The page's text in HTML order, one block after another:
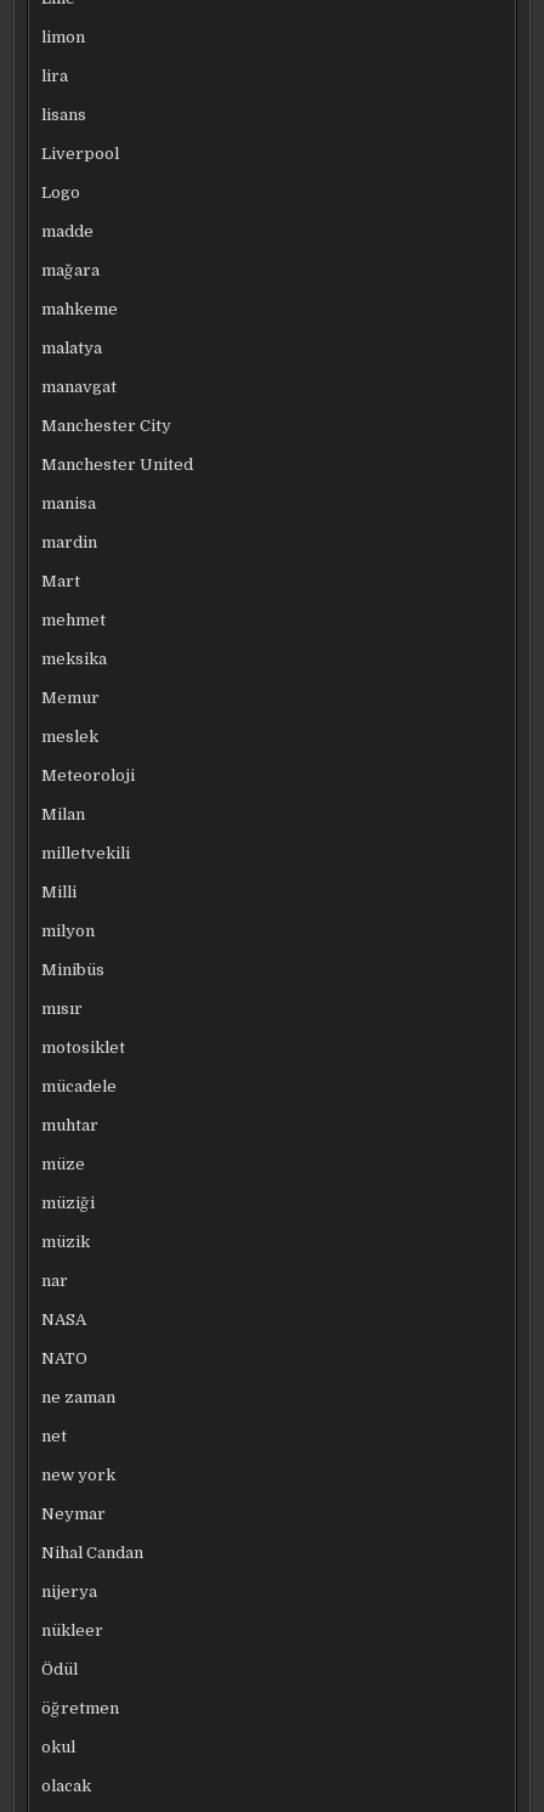
limon
lira
lisans
Liverpool
Logo
madde
mağara
mahkeme
malatya
manavgat
Manchester City
Manchester United
manisa
mardin
Mart
mehmet
meksika
Memur
meslek
Meteoroloji
Milan
milletvekili
Milli
milyon
Minibüs
mısır
motosiklet
mücadele
muhtar
müze
müziği
müzik
nar
NASA
NATO
ne zaman
net
new york
Neymar
Nihal Candan
nijerya
nükleer
Ödül
öğretmen
okul
olacak